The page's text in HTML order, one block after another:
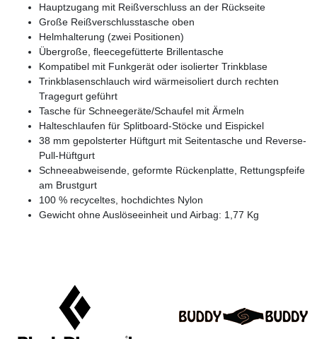
Hauptzugang mit Reißverschluss an der Rückseite
Große Reißverschlusstasche oben
Helmhalterung (zwei Positionen)
Übergroße, fleecegefütterte Brillentasche
Kompatibel mit Funkgerät oder isolierter Trinkblase
Trinkblasenschlauch wird wärmeisoliert durch rechten
Tragegurt geführt
Tasche für Schneegeräte/Schaufel mit Ärmeln
Halteschlaufen für Splitboard-Stöcke und Eispickel
38 mm gepolsterter Hüftgurt mit Seitentasche und Reverse-
Pull-Hüftgurt
Schneeabweisende, geformte Rückenplatte, Rettungspfeife
am Brustgurt
100 % recyceltes, hochdichtes Nylon
Gewicht ohne Auslöseeinheit und Airbag: 1,77 Kg